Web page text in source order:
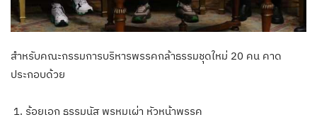
สำหรับคณะกรรมการบริหารพรรคกล้าธรรมชุดใหม่ 20 คน คาด
ประกอบด้วย
ร้อยเอก ธรรมนัส พรหมเผ่า หัวหน้าพรรค